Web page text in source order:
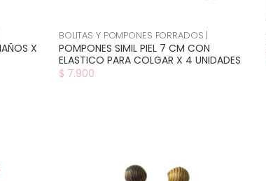
X
BOLITAS Y POMPONES FORRADOS |
POMPONES SIMIL PIEL 7 CM CON
ELASTICO PARA COLGAR X 4 UNIDADES
$ 7.900